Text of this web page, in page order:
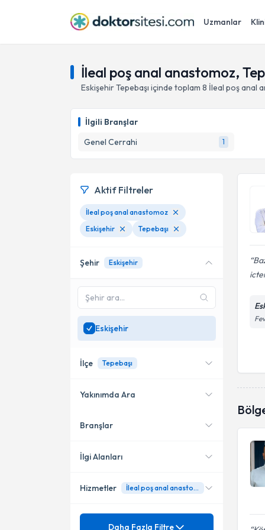
Uzmanlar
İleal poş anal anastomoz,
EskişehirTepebaşı içinde toplam 8 İleal poş anal
İlgili Branşlar
Genel Cerrahi
1
Aktif Filtreler
İleal poş anal anastomoz
Eskişehir
Tepebaşı
Şehir Eskişehir
Eskişehir
İlçe Tepebaşı
Tepebaşı
Yakınımda Ara
Konumuma yakın uzmanları
Branşlar
Genel Cerrahi
İlgi Alanları
Adenokarsinom
Hizmetler İleal poş anal anastomoz
Mezuniyet
Daha Fazla Filtre